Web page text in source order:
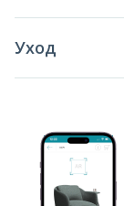
Уход